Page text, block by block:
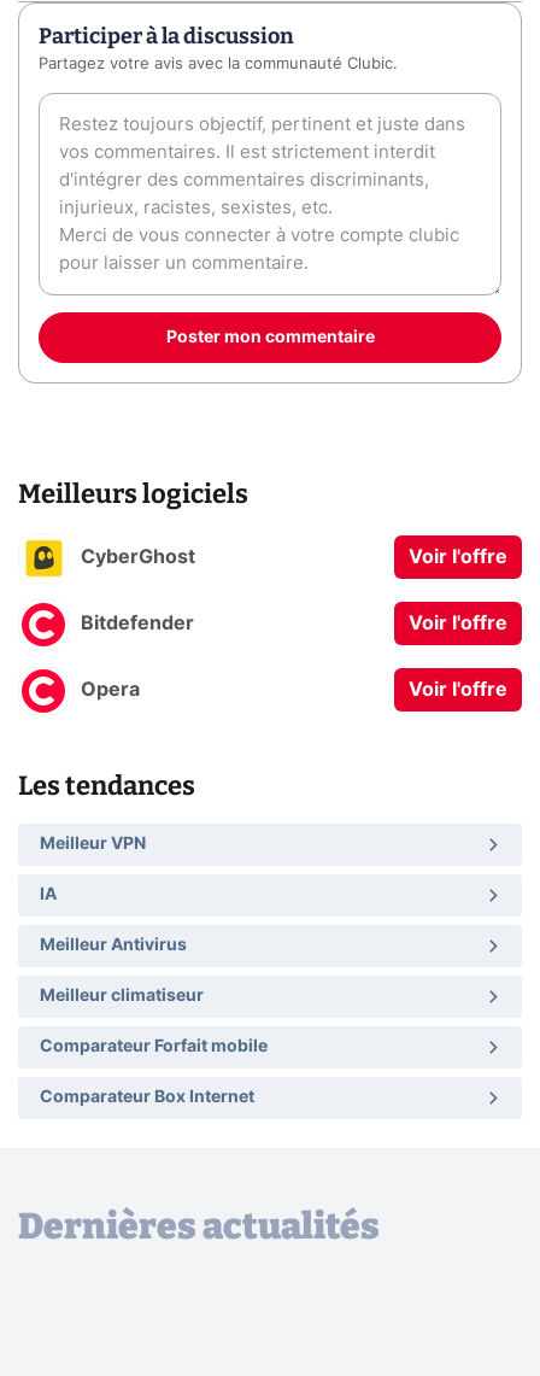
Participer à la discussion
Partagez votre avis avec la communauté Clubic.
Poster mon commentaire
Meilleurs logiciels
CyberGhost Voir l'offre
Bitdefender Voir l'offre
Opera Voir l'offre
Les tendances
Meilleur VPN
IA
Meilleur Antivirus
Meilleur climatiseur
Comparateur Forfait mobile
Comparateur Box Internet
Dernières actualités